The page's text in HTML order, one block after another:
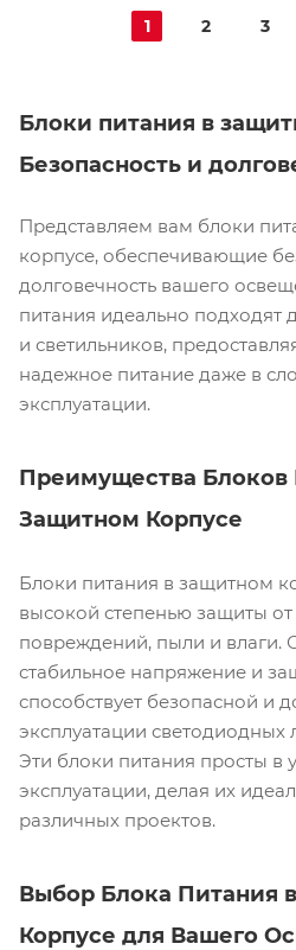
1 2 3
Блоки питания в
Безопасность и
Представляем вам блоки
корпусе, обеспечивающие
долговечность вашего
питания идеально подходят
и светильников,
надежное питание даже в
эксплуатации.
Преимущества Блоков
Защитном Корпусе
Блоки питания в защитном
высокой степенью защиты
повреждений, пыли и влаги.
стабильное напряжение и
способствует безопасной и
эксплуатации светодиодных
Эти блоки питания просты в
эксплуатации, делая их
различных проектов.
Выбор Блока Питания
Корпусе для Вашего